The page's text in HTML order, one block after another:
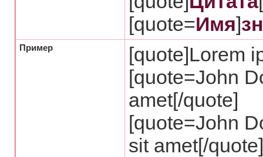
[quote=Имя]
Пример
[quote]Lorem
[quote=John
amet[/quote]
[quote=John
sit amet[/quote]